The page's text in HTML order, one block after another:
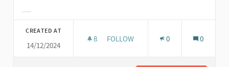
CREATED AT
14/12/2024
8 8 FOLLOWERS
FOLLOW 0 0